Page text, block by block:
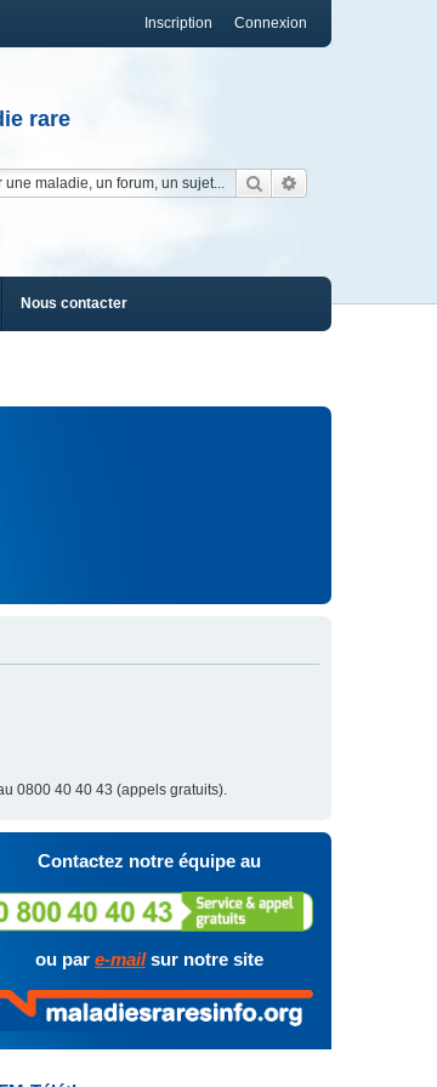
Connexion
Inscription
rare
Rechercher
Nous contacter
0800 40 40 43 (appels gratuits).
Contactez notre équipe au
ou par e-mailsur notre site